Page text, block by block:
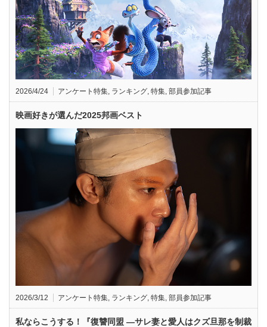
2026/4/24 アンケート特集 ランキング 特集 部員参加記事
映画好きが選んだ2025邦画ベスト
2026/3/12 アンケート特集 ランキング 特集 部員参加記事
私ならこうする！『復讐同盟 —サレ妻と愛人はクズ旦那を制裁